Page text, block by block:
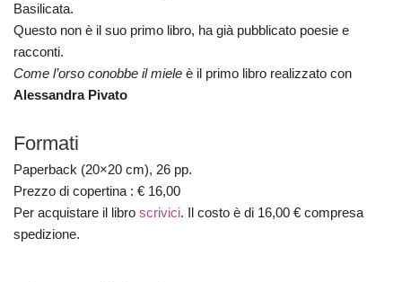
Basilicata.
Questo non è il suo primo libro, ha già pubblicato poesie e
racconti.
Come l’orso conobbe il miele è il primo libro realizzato con
Alessandra Pivato
Formati
Paperback (20×20 cm), 26 pp.
Prezzo di copertina : € 16,00
Per acquistare il libro scrivici. Il costo è di 16,00 € compresa
spedizione.